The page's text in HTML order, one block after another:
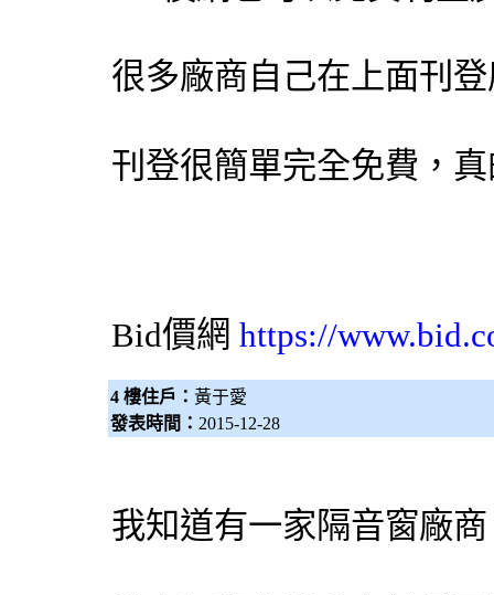
很多廠商自己在上面刊
刊登很簡單完全免費，
Bid價網 https://
4 樓住戶： 黃于愛
發表時間： 2015-12-28
我知道有一家隔音窗廠